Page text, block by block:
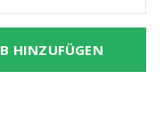
HINZUFÜGEN